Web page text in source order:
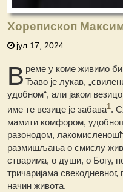
Хорепископ
јул 17, 2024
В ремеу коме живимо
Ђаво је лукав,
удобном“, али јаком
име те везице је забава1.
мамити комфором,
разонодом,
размишљања о смислу
стварима, о души, о Богу,
тричаријама свекодневног,
начин живота.